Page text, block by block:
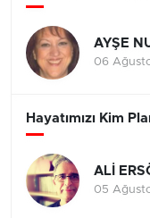
AYŞE
06
Hayatımızı Kim
ALİ
05